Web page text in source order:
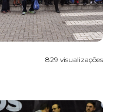
829 visualizações